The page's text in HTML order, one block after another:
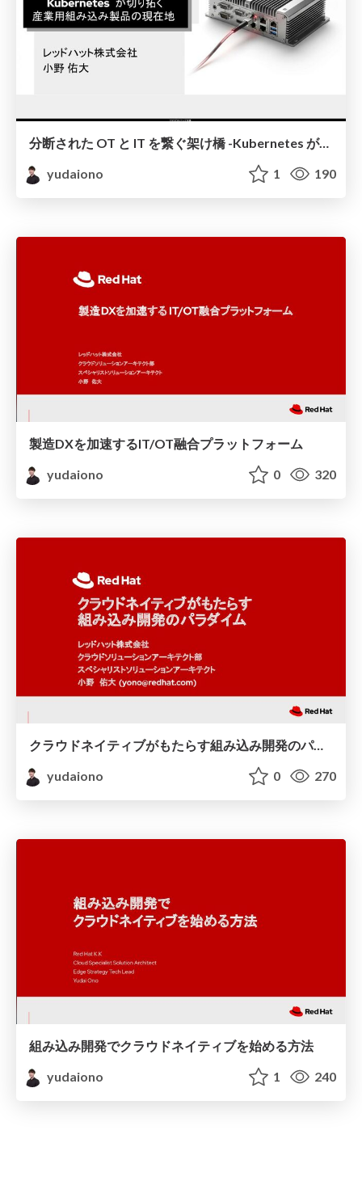
分断された OT と IT を繋ぐ架け橋 -Kubernetes が切り拓く 産業用組み込み製品の現在地 -
yudaiono
1 190
製造DXを加速するIT/OT融合プラットフォーム
yudaiono
0 320
クラウドネイティブがもたらす組み込み開発のパラダイム
yudaiono
0 270
組み込み開発でクラウドネイティブを始める方法
yudaiono
1 240